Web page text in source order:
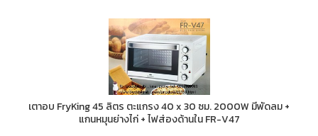
เตาอบ FryKing 45 ลิตร ตะแกรง 40 x 30 ซม. 2000W มีพัดลม +
แกนหมุนย่างไก่ + ไฟส่องด้านใน FR-V47